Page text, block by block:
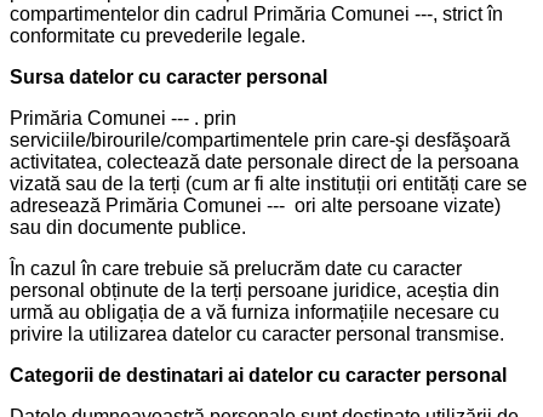
compartimentelor din cadrul Primăria Comunei ---, strict în
conformitate cu prevederile legale.
Sursa datelor cu caracter personal
Primăria Comunei --- . prin
serviciile/birourile/compartimentele prin care-şi desfăşoară
activitatea, colectează date personale direct de la persoana
vizată sau de la terți (cum ar fi alte instituții ori entități care se
adresează Primăria Comunei --- ori alte persoane vizate)
sau din documente publice.
În cazul în care trebuie să prelucrăm date cu caracter
personal obținute de la terți persoane juridice, aceștia din
urmă au obligația de a vă furniza informațiile necesare cu
privire la utilizarea datelor cu caracter personal transmise.
Categorii de destinatari ai datelor cu caracter personal